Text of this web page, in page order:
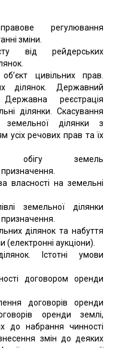
регулювання
зміни.
від рейдерських
цивільних прав.
ділянок. Державний
реєстрація
ділянки. Скасування
земельної ділянки з
усіх речових прав та їх
обігу земель
власності на земельні
земельної ділянки
ділянок та набуття
аукціони).
Істотні умови
договором оренди
договорів оренди
оренди землі,
до набрання чинності
змін до деяких